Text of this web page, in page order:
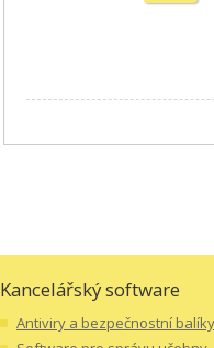
Kancelářský software
Antiviry a bezpečnostní balíky